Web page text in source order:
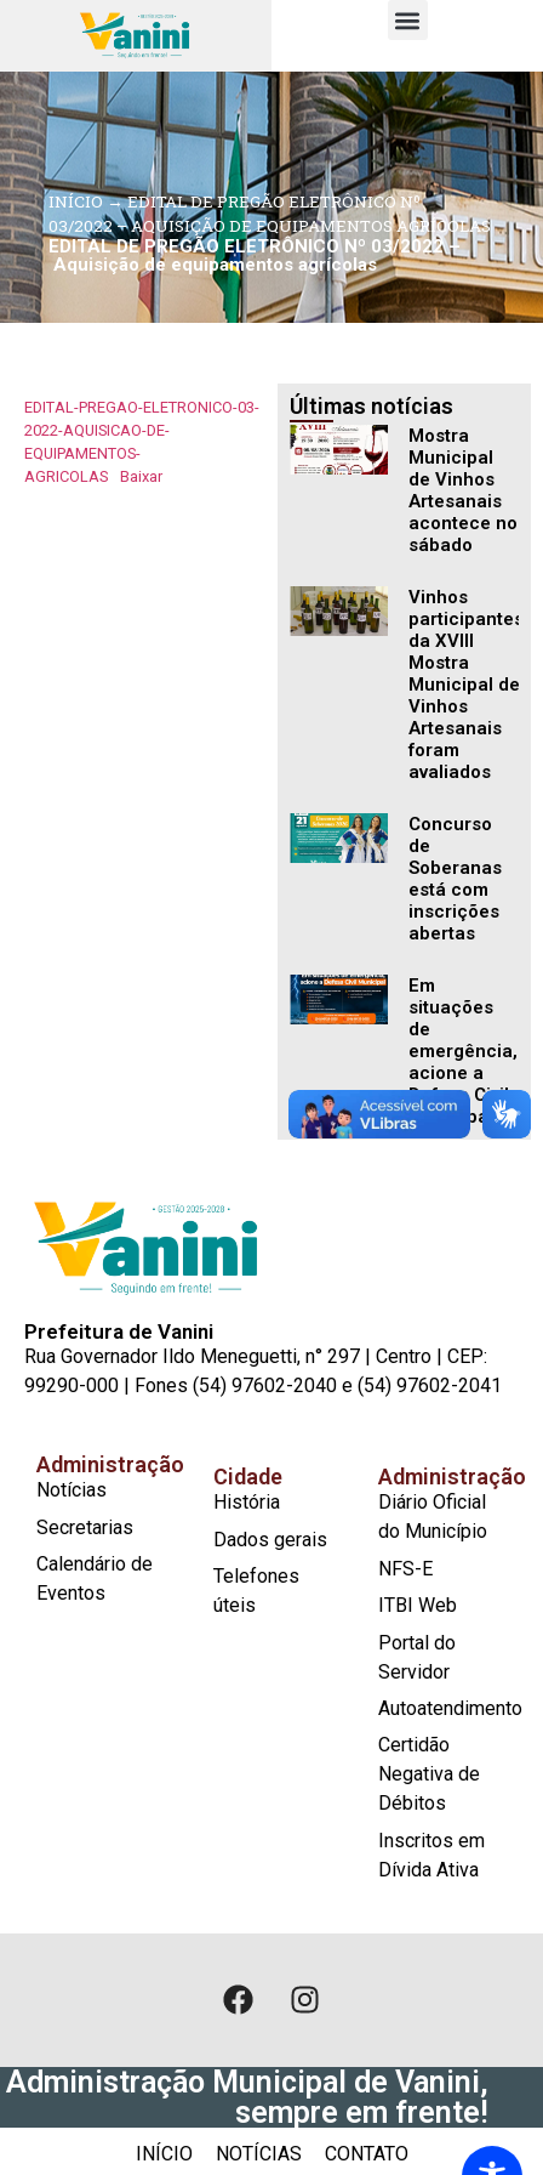
INÍCIO→EDITAL DE PREGÃO ELETRÔNICO Nº
03/2022 – AQUISIÇÃO DE EQUIPAMENTOS AGRÍCOLAS
EDITAL DE PREGÃO ELETRÔNICO Nº 03/2022 –
Aquisição de equipamentos agrícolas
EDITAL-PREGAO-ELETRONICO-03-
2022-AQUISICAO-DE-
EQUIPAMENTOS-
AGRICOLAS
Baixar
Últimas notícias
Mostra
Municipal
de Vinhos
Artesanais
acontece no
sábado
Vinhos
participantes
da XVIII
Mostra
Municipal de
Vinhos
Artesanais
foram
avaliados
Concurso
de
Soberanas
está com
inscrições
abertas
Em
situações
de
emergência,
acione a
Defesa Civil
Municipal
Prefeitura de Vanini
Rua Governador Ildo Meneguetti, n° 297 | Centro | CEP:
99290-000 | Fones (54) 97602-2040 e (54) 97602-2041
Administração
Notícias
Secretarias
Calendário de
Eventos
Cidade
História
Dados gerais
Telefones
úteis
Administração
Diário Oficial
do Município
NFS-E
ITBI Web
Portal do
Servidor
Autoatendimento
Certidão
Negativa de
Débitos
Inscritos em
Dívida Ativa
Administração Municipal de Vanini,
sempre em frente!
INÍCIO NOTÍCIAS CONTATO